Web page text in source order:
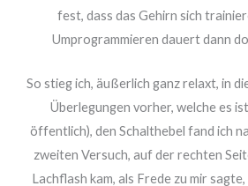
fest, dass das Gehirn sich
Umprogrammieren dauert dann
So stieg ich, äußerlich ganz relaxt, in
Überlegungen vorher, welche es
öffentlich), den Schalthebel fand ich
zweiten Versuch, auf der rechten
Lachflash kam, als Frede zu mir